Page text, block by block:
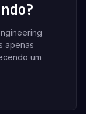
apenas
um